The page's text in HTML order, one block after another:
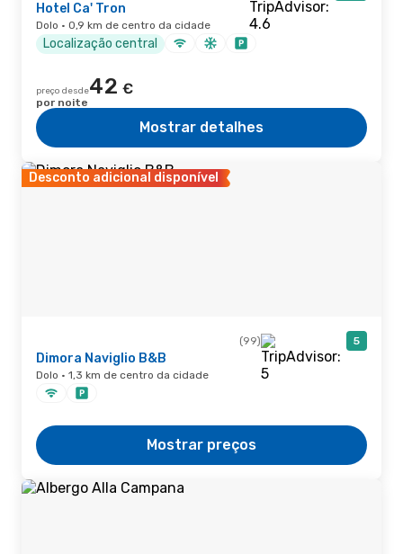
Hotel Ca' Tron
Dolo · 0,9 km de centro da cidade
Localização central
preço desde42 €
por noite
Mostrar detalhes
Desconto adicional disponível
(99) 5
Dimora Naviglio B&B
Dolo · 1,3 km de centro da cidade
Mostrar preços